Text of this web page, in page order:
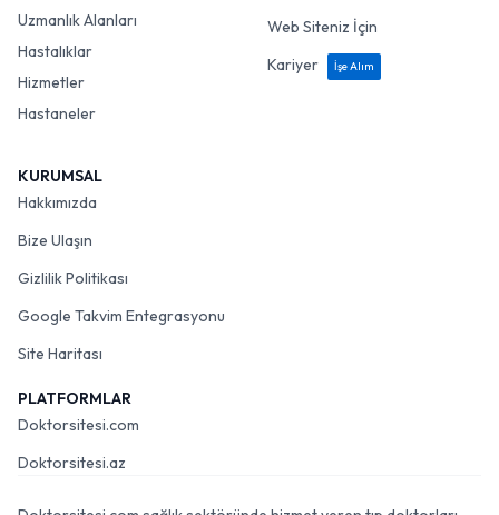
Uzmanlık Alanları
Hastalıklar
Hizmetler
Hastaneler
Web Siteniz İçin
Kariyer
İşe Alım
KURUMSAL
Hakkımızda
Bize Ulaşın
Gizlilik Politikası
Google Takvim Entegrasyonu
Site Haritası
PLATFORMLAR
Doktorsitesi.com
Doktorsitesi.az